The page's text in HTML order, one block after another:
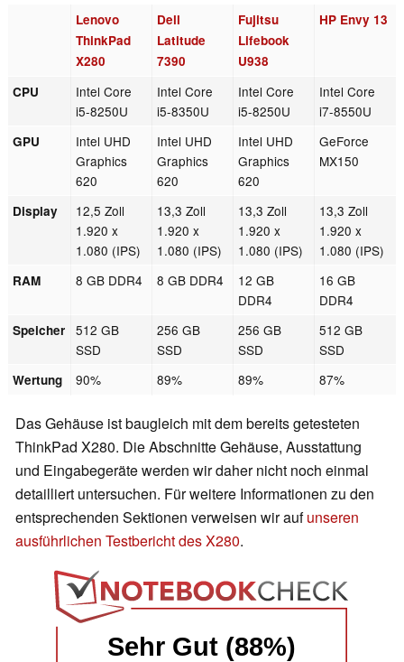
Lenovo
ThinkPad
X280
Dell
Latitude
7390
Fujitsu
Lifebook
U938
HP Envy 13
CPU
Intel Core
i5-8250U
Intel Core
i5-8350U
Intel Core
i5-8250U
Intel Core
i7-8550U
GPU
Intel UHD
Graphics
620
Intel UHD
Graphics
620
Intel UHD
Graphics
620
GeForce
MX150
Display
12,5 Zoll
1.920 x
1.080 (IPS)
13,3 Zoll
1.920 x
1.080 (IPS)
13,3 Zoll
1.920 x
1.080 (IPS)
13,3 Zoll
1.920 x
1.080 (IPS)
RAM 8 GB DDR4 8 GB DDR4
12 GB
DDR4
16 GB
DDR4
Speicher
512 GB
SSD
256 GB
SSD
256 GB
SSD
512 GB
SSD
Wertung 90% 89% 89% 87%
Das Gehäuse ist baugleich mit dem bereits getesteten
ThinkPad X280. Die Abschnitte Gehäuse, Ausstattung
und Eingabegeräte werden wir daher nicht noch einmal
detailliert untersuchen. Für weitere Informationen zu den
entsprechenden Sektionen verweisen wir aufunseren
ausführlichen Testbericht des X280.
Sehr Gut (88%)